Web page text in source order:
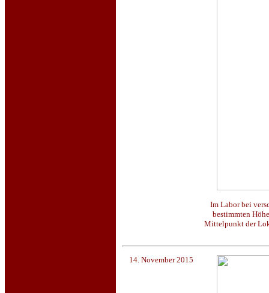
Im Labor bei
bestimmten
Mittelpunkt der
14. November 2015